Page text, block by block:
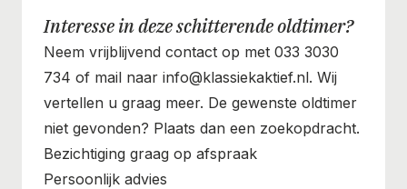
Interesse in deze schitterende oldtimer?
Neem vrijblijvend contact op met 033 3030
734 of mail naar info@klassiekaktief.nl. Wij
vertellen u graag meer. De gewenste oldtimer
niet gevonden? Plaats dan een zoekopdracht.
Bezichtiging graag op afspraak
Persoonlijk advies